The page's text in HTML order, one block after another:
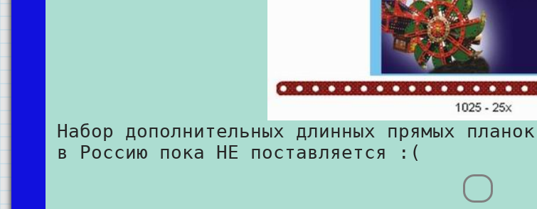
Набор дополнительных длинных прямых
в Россию пока НЕ поставляется :(